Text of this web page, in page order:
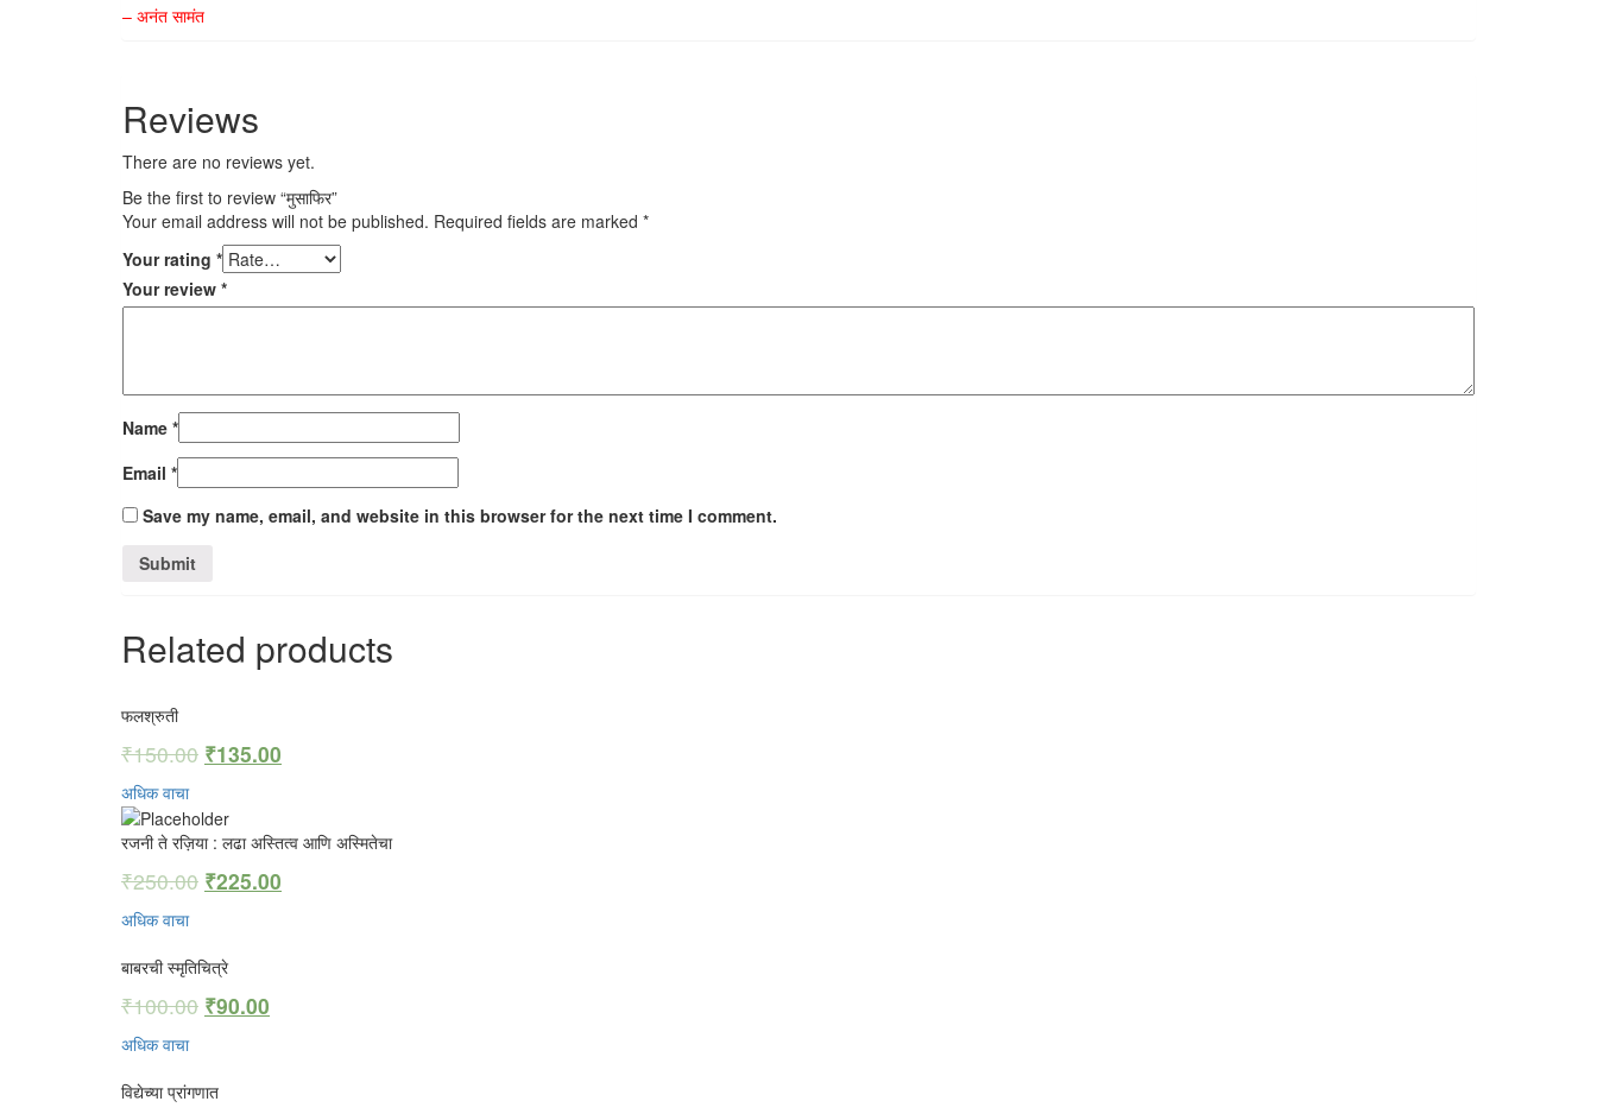
– अनंत सामंत
Reviews
There are no reviews yet.
Be the first to review “मुसाफिर”
Your email address will not be published. Required fields are marked *
Your rating *
Your review *
Name *
Email *
Save my name, email, and website in this browser for the next time I comment.
Related products
फलश्रुती
₹150.00 ₹135.00
अधिक वाचा
रजनी ते रज़िया : लढा अस्तित्व आणि अस्मितेचा
₹250.00 ₹225.00
अधिक वाचा
बाबरची स्मृतिचित्रे
₹100.00 ₹90.00
अधिक वाचा
विद्येच्या प्रांगणात